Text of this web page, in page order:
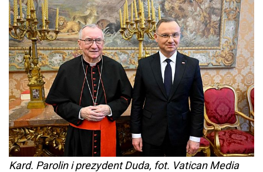
Kard. Parolin i prezydent Duda, fot. Vatican Media